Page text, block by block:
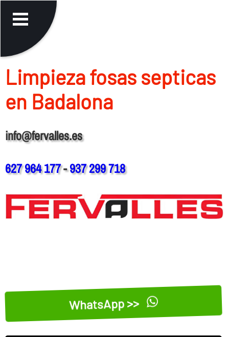
Limpieza fosas septicas
en Badalona
info@fervalles.es
627 964 177-937 299 718
WhatsApp >>